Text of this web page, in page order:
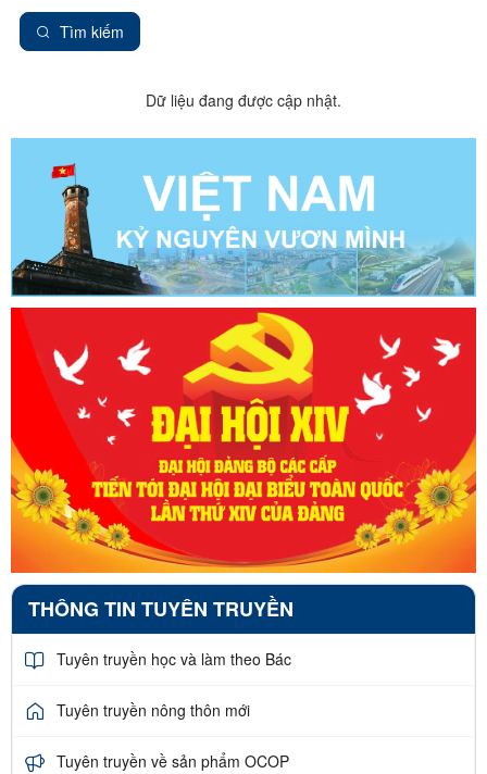
Tìm kiếm
Dữ liệu đang được cập nhật.
THÔNG TIN TUYÊN TRUYỀN
Tuyên truyền học và làm theo Bác
Tuyên truyền nông thôn mới
Tuyên truyền về sản phẩm OCOP